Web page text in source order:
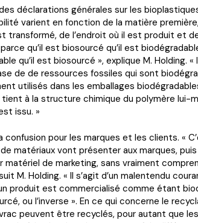
déclarations générales sur les
varient en fonction de la matière
transformé, de l’endroit où il est produit et
qu’il est biosourcé qu’il est
qu’il est biosourcé », explique M. Holding. «
de de ressources fossiles qui sont
utilisés dans les emballages
à la structure chimique du polymère lui-
issu. »
confusion pour les marques et les clients. «
matériaux vont présenter aux marques,
matériel de marketing, sans vraiment
M. Holding. « Il s’agit d’un malentendu
produit est commercialisé comme étant
ou l’inverse ». En ce qui concerne le
peuvent être recyclés, pour autant que